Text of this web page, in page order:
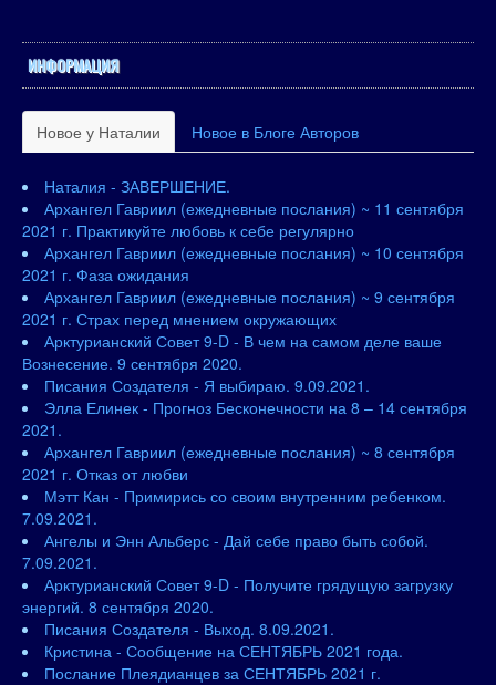
ИНФОРМАЦИЯ
Новое у Наталии Новое в Блоге Авторов
Наталия - ЗАВЕРШЕНИЕ.
Архангел Гавриил (ежедневные послания) ~ 11 сентября
2021 г. Практикуйте любовь к себе регулярно
Архангел Гавриил (ежедневные послания) ~ 10 сентября
2021 г. Фаза ожидания
Архангел Гавриил (ежедневные послания) ~ 9 сентября
2021 г. Страх перед мнением окружающих
Арктурианский Совет 9-D - В чем на самом деле ваше
Вознесение. 9 сентября 2020.
Писания Создателя - Я выбираю. 9.09.2021.
Элла Елинек - Прогноз Бесконечности на 8 – 14 сентября
2021.
Архангел Гавриил (ежедневные послания) ~ 8 сентября
2021 г. Отказ от любви
Мэтт Кан - Примирись со своим внутренним ребенком.
7.09.2021.
Ангелы и Энн Альберс - Дай себе право быть собой.
7.09.2021.
Арктурианский Совет 9-D - Получите грядущую загрузку
энергий. 8 сентября 2020.
Писания Создателя - Выход. 8.09.2021.
Кристина - Сообщение на СЕНТЯБРЬ 2021 года.
Послание Плеядианцев за СЕНТЯБРЬ 2021 г.